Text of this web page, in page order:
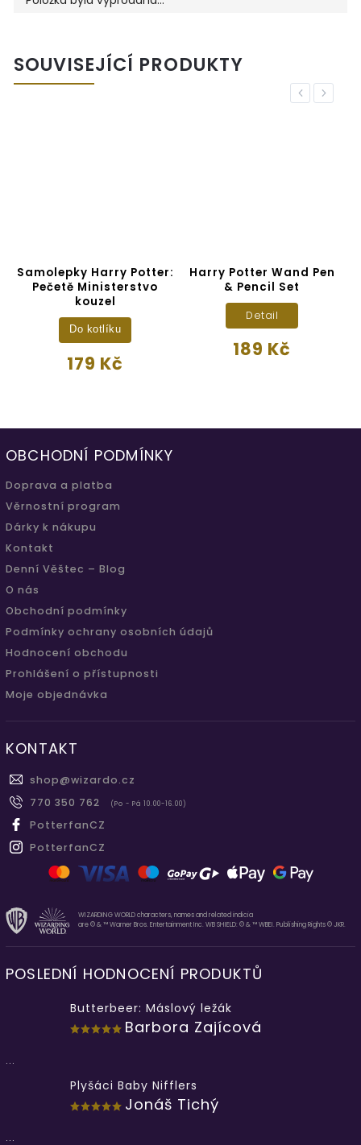
SOUVISEJÍCÍ PRODUKTY
Previous
Samolepky Harry Potter:
Pečetě Ministerstvo
kouzel
179 Kč
Do kotlíku
Harry Potter Wand Pen
& Pencil Set
189 Kč
Detail
Next
OBCHODNÍ PODMÍNKY
Doprava a platba
Věrnostní program
Dárky k nákupu
Kontakt
Denní Věštec – Blog
O nás
Obchodní podmínky
Podmínky ochrany osobních údajů
Hodnocení obchodu
Prohlášení o přístupnosti
Moje objednávka
KONTAKT
shop@wizardo.cz
770 350 762
(Po - Pá 10.00-16.00)
PotterfanCZ
PotterfanCZ
WIZARDING WORLD characters, names and related indicia
are © & ™ Warner Bros. Entertainment Inc. WB SHIELD: © & ™ WBEI. Publishing Rights © JKR.
POSLEDNÍ HODNOCENÍ PRODUKTŮ
Butterbeer: Máslový ležák
Barbora Zajícová
...
Plyšáci Baby Nifflers
Jonáš Tichý
...